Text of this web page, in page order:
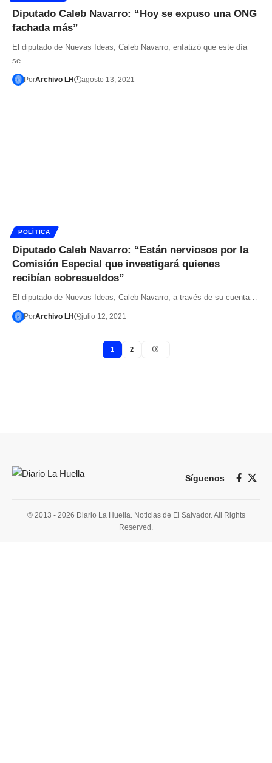
Diputado Caleb Navarro: “Hoy se expuso una ONG
fachada más”
El diputado de Nuevas Ideas, Caleb Navarro, enfatizó que este día
se…
PorArchivo LH agosto 13, 2021
POLÍTICA
Diputado Caleb Navarro: “Están nerviosos por la
Comisión Especial que investigará quienes
recibían sobresueldos”
El diputado de Nuevas Ideas, Caleb Navarro, a través de su cuenta…
PorArchivo LH julio 12, 2021
1 2
Síguenos
© 2013 - 2026 Diario La Huella. Noticias de El Salvador. All Rights
Reserved.